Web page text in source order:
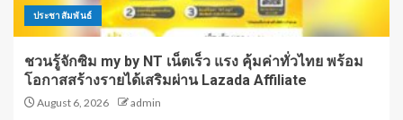
ประชาสัมพันธ์
ชวนรู้จักซิม my by NT เน็ตเร็ว แรง คุ้มค่าทั่วไทย พร้อม
โอกาสสร้างรายได้เสริมผ่าน Lazada Affiliate
August 6, 2026 admin